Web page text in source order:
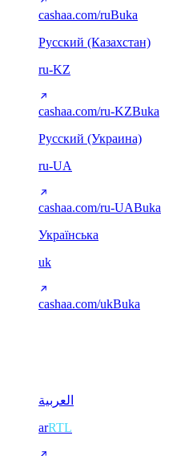
cashaa.com/ruBuka
Русский (Казахстан)
ru-KZ
cashaa.com/ru-KZBuka
Русский (Украина)
ru-UA
cashaa.com/ru-UABuka
Українська
uk
cashaa.com/ukBuka
العربية
arRTL